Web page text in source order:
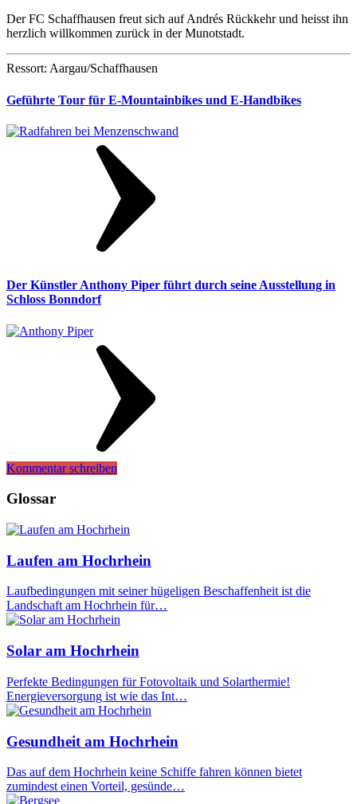
Der FC Schaffhausen freut sich auf Andrés Rückkehr und heisst ihn
herzlich willkommen zurück in der Munotstadt.
Ressort: Aargau/Schaffhausen
Geführte Tour für E-Mountainbikes und E-Handbikes
Der Künstler Anthony Piper führt durch seine Ausstellung in
Schloss Bonndorf
Kommentar schreiben
Glossar
Laufen am Hochrhein
Laufbedingungen mit seiner hügeligen Beschaffenheit ist die
Landschaft am Hochrhein für…
Solar am Hochrhein
Perfekte Bedingungen für Fotovoltaik und Solarthermie!
Energieversorgung ist wie das Int…
Gesundheit am Hochrhein
Das auf dem Hochrhein keine Schiffe fahren können bietet
zumindest einen Vorteil, gesünde…